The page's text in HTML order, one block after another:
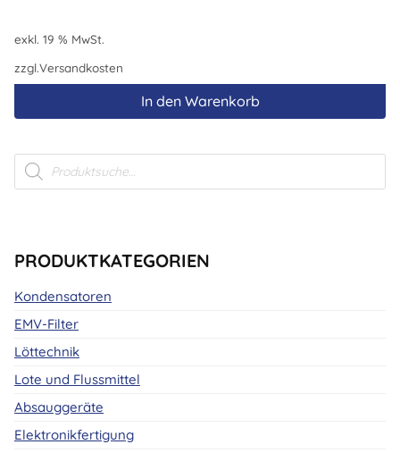
exkl. 19 % MwSt.
zzgl.Versandkosten
In den Warenkorb
Products
search
PRODUKTKATEGORIEN
Kondensatoren
EMV-Filter
Löttechnik
Lote und Flussmittel
Absauggeräte
Elektronikfertigung